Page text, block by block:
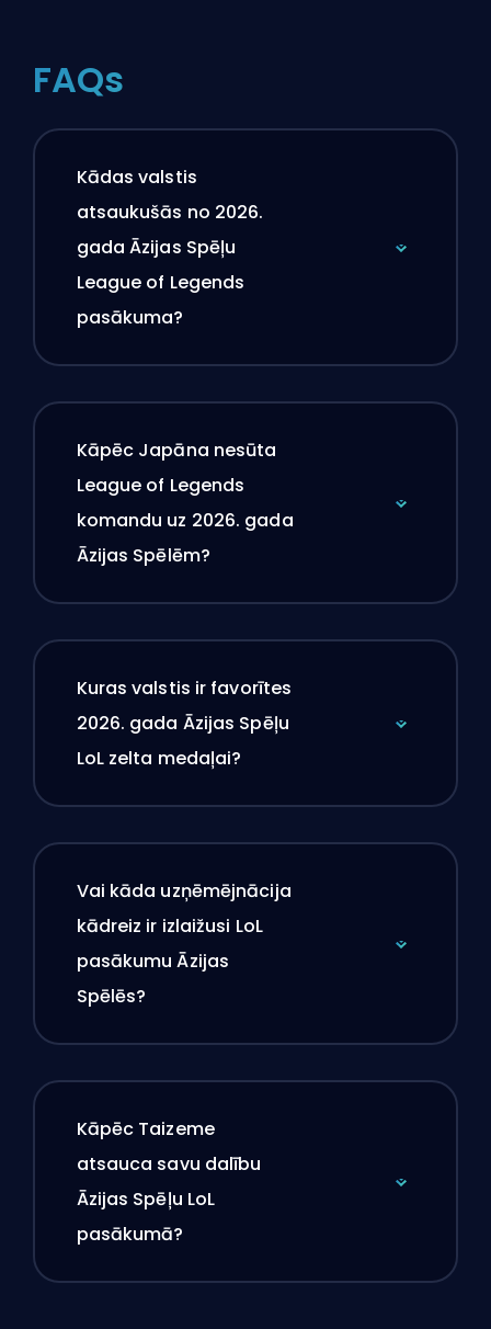
FAQs
Kādas valstis
atsaukušās no 2026.
gada Āzijas Spēļu
League of Legends
pasākuma?
Kāpēc Japāna nesūta
League of Legends
komandu uz 2026. gada
Āzijas Spēlēm?
Kuras valstis ir favorītes
2026. gada Āzijas Spēļu
LoL zelta medaļai?
Vai kāda uzņēmējnācija
kādreiz ir izlaižusi LoL
pasākumu Āzijas
Spēlēs?
Kāpēc Taizeme
atsauca savu dalību
Āzijas Spēļu LoL
pasākumā?